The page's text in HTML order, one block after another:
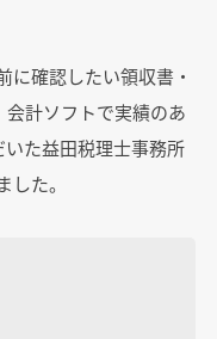
に確認したい領収書・
計ソフトで実績のあ
た益田税理士事務所
た。